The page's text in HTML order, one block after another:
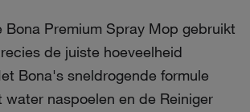
Bona Premium Spray Mop gebruikt
de juiste hoeveelheid
Bona's sneldrogende formule
water naspoelen en de Reiniger